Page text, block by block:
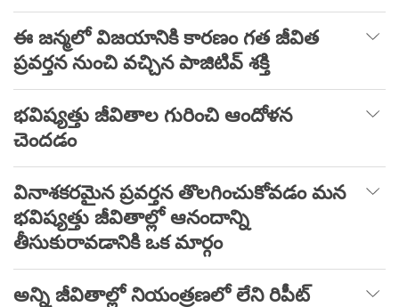
ఈ జన్మలో విజయానికి కారణం గత జీవిత
ప్రవర్తన నుంచి వచ్చిన పాజిటివ్ శక్తి
భవిష్యత్తు జీవితాల గురించి ఆందోళన
చెందడం
వినాశకరమైన ప్రవర్తన తొలగించుకోవడం మన
భవిష్యత్తు జీవితాల్లో ఆనందాన్ని
తీసుకురావడానికి ఒక మార్గం
అన్ని జీవితాల్లో నియంత్రణలో లేని రిపీట్